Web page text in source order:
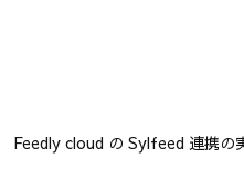
Feedly cloud の Sylfeed 連携の